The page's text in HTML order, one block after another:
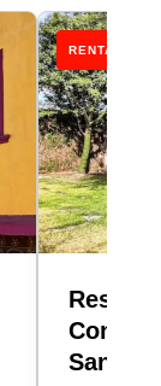
RENTA